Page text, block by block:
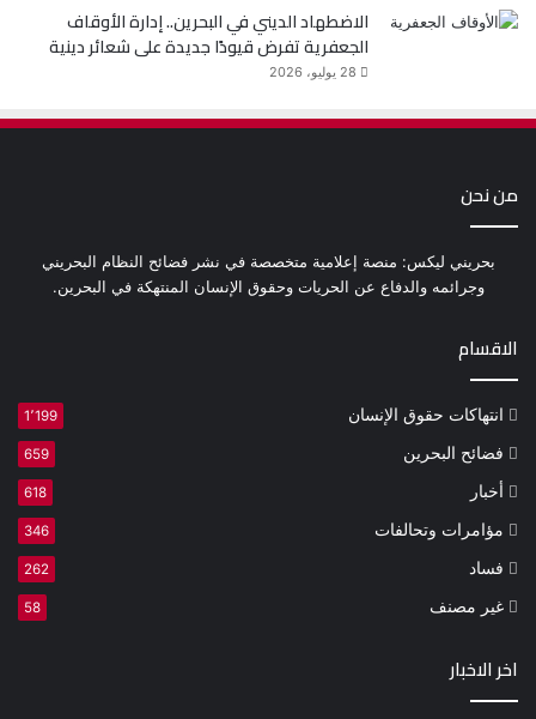
الاضطهاد الديني في البحرين.. إدارة الأوقاف
الجعفرية تفرض قيودًا جديدة على شعائر دينية
28 يوليو، 2026
من نحن
بحريني ليكس: منصة إعلامية متخصصة في نشر فضائح النظام البحريني
وجرائمه والدفاع عن الحريات وحقوق الإنسان المنتهكة في البحرين.
الاقسام
انتهاكات حقوق الإنسان 1٬199
فضائح البحرين 659
أخبار 618
مؤامرات وتحالفات 346
فساد 262
غير مصنف 58
اخر الاخبار